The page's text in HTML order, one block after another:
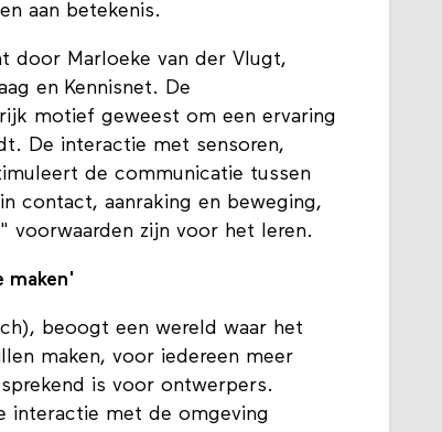
aan betekenis.
door Marloeke van der Vlugt,
en Kennisnet. De
motief geweest om een ervaring
De interactie met sensoren,
de communicatie tussen
contact, aanraking en beweging,
voorwaarden zijn voor het leren.
maken'
beoogt een wereld waar het
maken, voor iedereen meer
is voor ontwerpers.
interactie met de omgeving